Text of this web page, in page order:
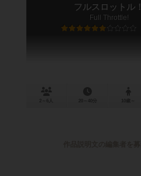
フルスロットル！
Full Throttle!